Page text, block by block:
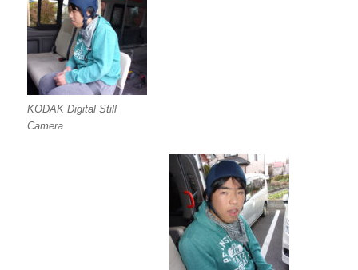
KODAK Digital Still
Camera